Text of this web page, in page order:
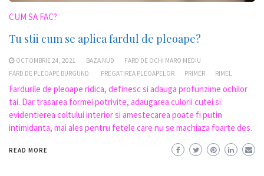
CUM SA FAC?
Tu stii cum se aplica fardul de pleoape?
OCTOMBRIE 24, 2021 BAZA NUD
FARD DE OCHI MARO MEDIU
FARD DE PLEOAPE BURGUND.
PREGATIREA PLEOAPELOR PRIMER RIMEL
Fardurile de pleoape ridica, definesc si adauga profunzime ochilor
tai. Dar trasarea formei potrivite, adaugarea culorii cutei si
evidentierea coltului interior si amestecarea poate fi putin
intimidanta, mai ales pentru fetele care nu se machiaza foarte des.
READ MORE